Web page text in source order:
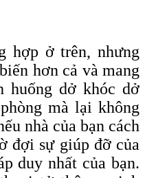
hợp ở trên, nhưng
hơn cả và mang
huống dở khóc dở
mà lại không
nhà của bạn cách
đợi sự giúp đỡ của
duy nhất của bạn.